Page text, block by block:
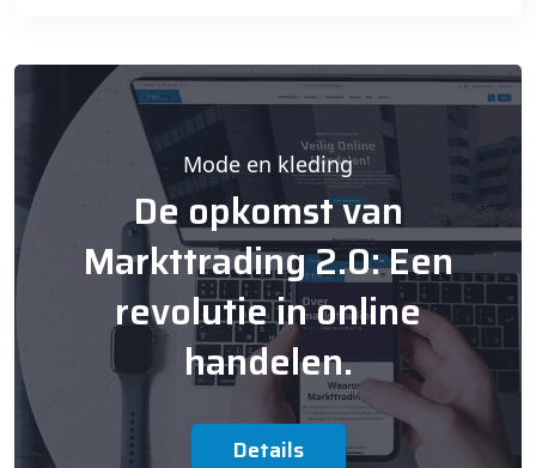
Mode en kleding
De opkomst van
Markttrading 2.0: Een
revolutie in online
handelen.
Details